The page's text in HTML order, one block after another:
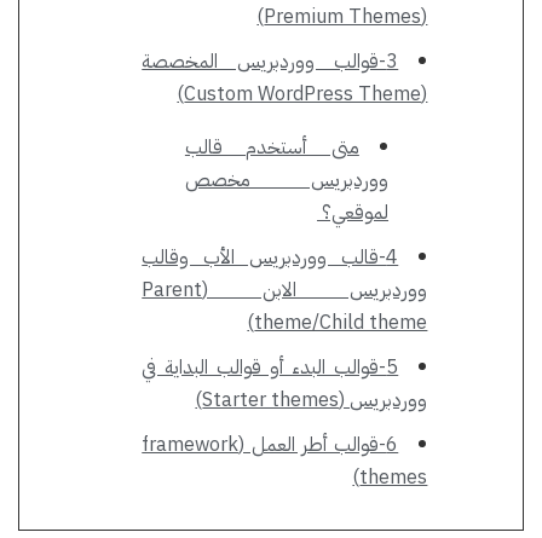
(Premium Themes)
3-قوالب ووردبريس المخصصة
(Custom WordPress Theme)
متى أستخدم قالب
ووردبريس مخصص
لموقعي؟
4-قالب ووردبريس الأب وقالب
ووردبريس الابن (Parent
theme/Child theme)
5-قوالب البدء أو قوالب البداية في
ووردبريس (Starter themes)
6-قوالب أطر العمل (framework
themes)